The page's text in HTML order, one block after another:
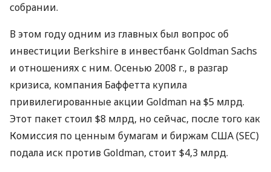
собрании.
В этом году одним из главных был вопрос об
инвестиции Berkshire в инвестбанк Goldman Sachs
и отношениях с ним. Осенью 2008 г., в разгар
кризиса, компания Баффетта купила
привилегированные акции Goldman на $5 млрд.
Этот пакет стоил $8 млрд, но сейчас, после того как
Комиссия по ценным бумагам и биржам США (SEC)
подала иск против Goldman, стоит $4,3 млрд.